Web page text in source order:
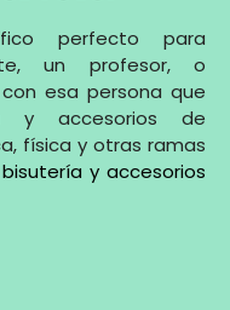
perfecto para
un profesor, o
esa persona que
y accesorios de
física y otras ramas
y accesorios